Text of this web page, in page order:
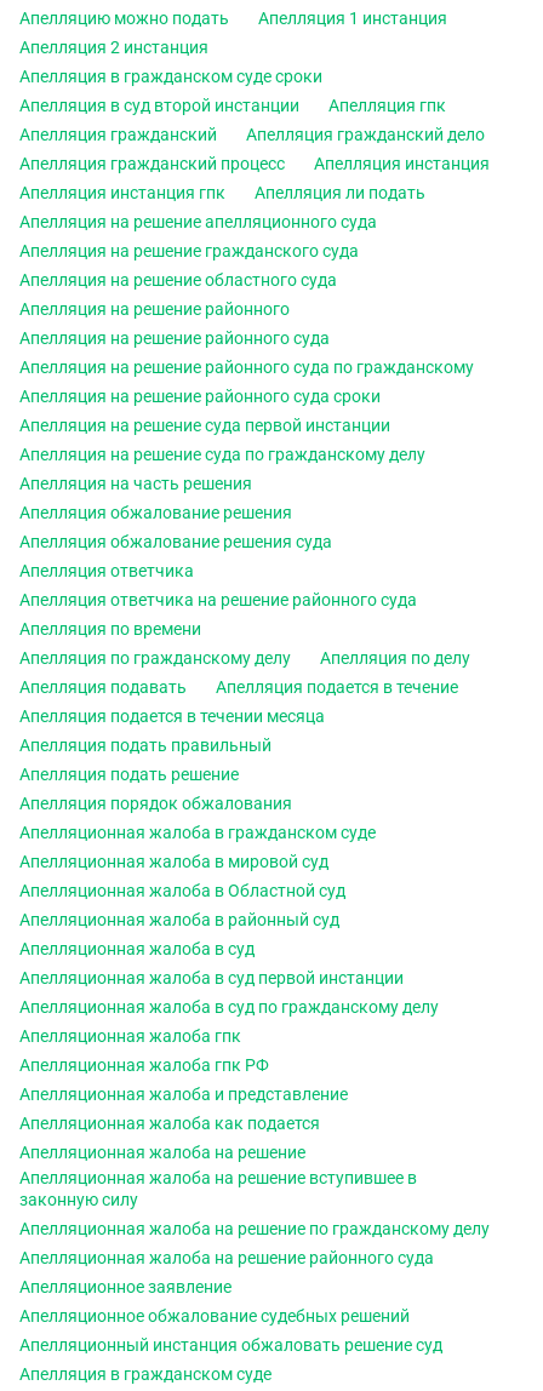
Апелляцию можно подать
Апелляция 1 инстанция
Апелляция 2 инстанция
Апелляция в гражданском суде сроки
Апелляция в суд второй инстанции
Апелляция гпк
Апелляция гражданский
Апелляция гражданский дело
Апелляция гражданский процесс
Апелляция инстанция
Апелляция инстанция гпк
Апелляция ли подать
Апелляция на решение апелляционного суда
Апелляция на решение гражданского суда
Апелляция на решение областного суда
Апелляция на решение районного
Апелляция на решение районного суда
Апелляция на решение районного суда по гражданскому
Апелляция на решение районного суда сроки
Апелляция на решение суда первой инстанции
Апелляция на решение суда по гражданскому делу
Апелляция на часть решения
Апелляция обжалование решения
Апелляция обжалование решения суда
Апелляция ответчика
Апелляция ответчика на решение районного суда
Апелляция по времени
Апелляция по гражданскому делу
Апелляция по делу
Апелляция подавать
Апелляция подается в течение
Апелляция подается в течении месяца
Апелляция подать правильный
Апелляция подать решение
Апелляция порядок обжалования
Апелляционная жалоба в гражданском суде
Апелляционная жалоба в мировой суд
Апелляционная жалоба в Областной суд
Апелляционная жалоба в районный суд
Апелляционная жалоба в суд
Апелляционная жалоба в суд первой инстанции
Апелляционная жалоба в суд по гражданскому делу
Апелляционная жалоба гпк
Апелляционная жалоба гпк РФ
Апелляционная жалоба и представление
Апелляционная жалоба как подается
Апелляционная жалоба на решение
Апелляционная жалоба на решение вступившее в
законную силу
Апелляционная жалоба на решение по гражданскому делу
Апелляционная жалоба на решение районного суда
Апелляционное заявление
Апелляционное обжалование судебных решений
Апелляционный инстанция обжаловать решение суд
Апелляция в гражданском суде